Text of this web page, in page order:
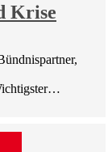
Krise